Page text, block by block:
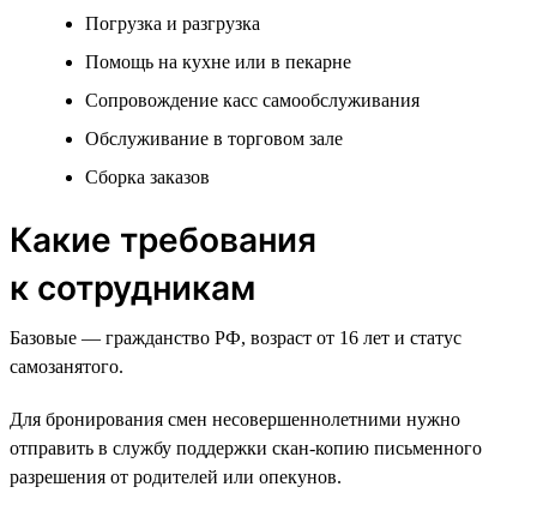
Погрузка и разгрузка
Помощь на кухне или в пекарне
Сопровождение касс самообслуживания
Обслуживание в торговом зале
Сборка заказов
Какие требования
к сотрудникам
Базовые — гражданство РФ, возраст от 16 лет и статус
самозанятого.
Для бронирования смен несовершеннолетними нужно
отправить в службу поддержки скан-копию письменного
разрешения от родителей или опекунов.